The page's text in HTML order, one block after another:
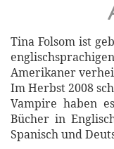
Tina Folsom ist
Amerikaner
Im Herbst 2008
Vampire haben
Bücher in
Spanisch und